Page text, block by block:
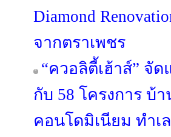
Diamond
จากตราเพชร
“ควอลิตี้เฮ้าส์” จั
กับ 58 โครงการ บ้
คอนโดมิเนียม ทำเ